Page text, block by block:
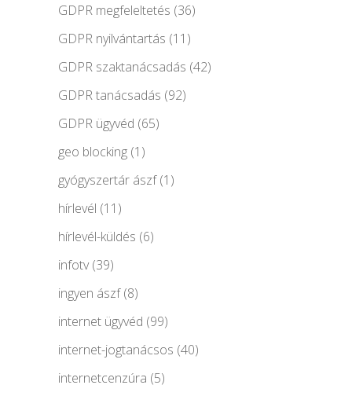
GDPR megfeleltetés (36)
GDPR nyilvántartás (11)
GDPR szaktanácsadás (42)
GDPR tanácsadás (92)
GDPR ügyvéd (65)
geo blocking (1)
gyógyszertár ászf(1)
hírlevél (11)
hírlevél-küldés (6)
infotv(39)
ingyen ászf(8)
internet ügyvéd (99)
internet-jogtanácsos (40)
internetcenzúra (5)